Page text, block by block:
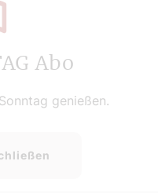
Abo
genießen.